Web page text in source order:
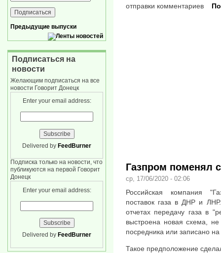
отправки комментариев
Газпром поменял
ср, 17/06/2020 - 02:06
Российская компания
поставок газа в ДНР и
отчетах передачу газа в
выстроена новая схема, не
посредника или записано
Такое предположение
Предыдущие выпуски
Подписаться на
новости
Желающим подписаться на все
новости Говорит Донецк
Enter your email address:
Delivered by FeedBurner
Подписка только на новости, что
публикуются на первой Говорит
Донецк
Enter your email address:
Delivered by FeedBurner